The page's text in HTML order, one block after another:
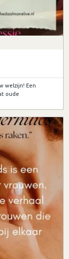
welzijn! Een
oude